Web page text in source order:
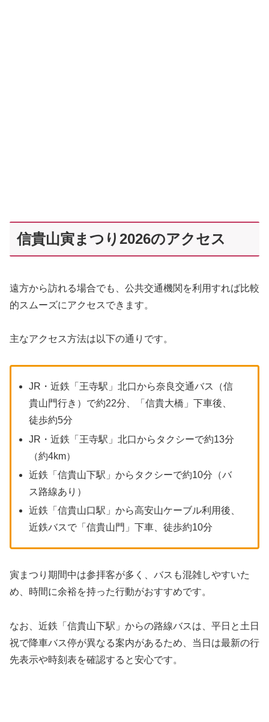
信貴山寅まつり2026のアクセス
遠方から訪れる場合でも、公共交通機関を利用すれば比較
的スムーズにアクセスできます。
主なアクセス方法は以下の通りです。
JR・近鉄「王寺駅」北口から奈良交通バス（信
貴山門行き）で約22分、「信貴大橋」下車後、
徒歩約5分
JR・近鉄「王寺駅」北口からタクシーで約13分
（約4km）
近鉄「信貴山下駅」からタクシーで約10分（バ
ス路線あり）
近鉄「信貴山口駅」から高安山ケーブル利用後、
近鉄バスで「信貴山門」下車、徒歩約10分
寅まつり期間中は参拝客が多く、バスも混雑しやすいた
め、時間に余裕を持った行動がおすすめです。
なお、近鉄「信貴山下駅」からの路線バスは、平日と土日
祝で降車バス停が異なる案内があるため、当日は最新の行
先表示や時刻表を確認すると安心です。